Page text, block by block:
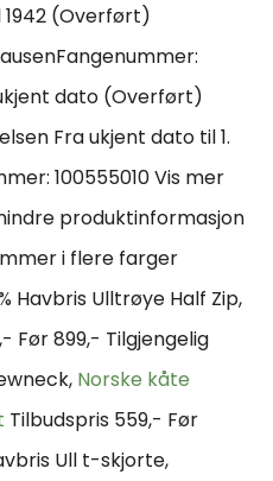
1942 (Overført)
dato (Overført)
Fra ukjent dato til 1.
100555010 Vis mer
produktinformasjon
i flere farger
Havbris Ulltrøye Half Zip,
Før 899,- Tilgjengelig
Norske kåte
Tilbudspris 559,- Før
Ull t-skjorte,